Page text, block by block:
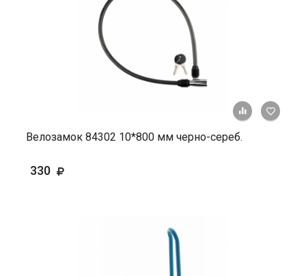
+ К
Велозамок 84302 10*800 мм черно-сереб.
330